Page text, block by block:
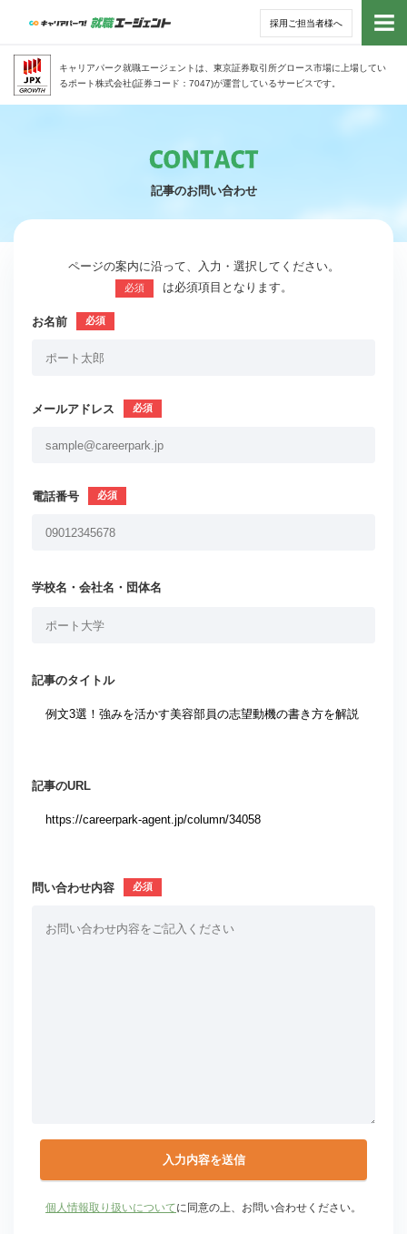
採用ご担当者様へ
キャリアパーク就職エージェントは、東京証券取引所グロース市場に上場してい
るポート株式会社(証券コード：7047)が運営しているサービスです。
トッ
記事のお問い合わせ
ページの案内に沿って、入力・選択してください。
必須 は必須項目となります。
お名前
メールアドレス
電話番号
学校名・会社名・団体名
記事のタイトル
記事のURL
問い合わせ内容
個人情報取り扱いについてに同意の上、お問い合わせください。